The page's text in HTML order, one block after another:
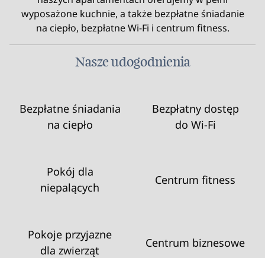
wyposażone kuchnie, a także bezpłatne śniadanie
na ciepło, bezpłatne Wi-Fi i centrum fitness.
Nasze udogodnienia
Bezpłatne śniadania
na ciepło
Bezpłatny dostęp
do Wi‑Fi
Pokój dla
niepalących
Centrum fitness
Pokoje przyjazne
dla zwierząt
Centrum biznesowe